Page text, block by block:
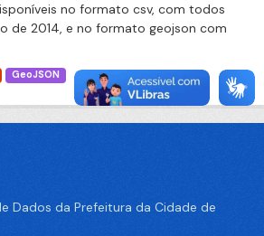
no formato csv, com todos
de 2014, e no formato geojson com
GeoJSON
Dados da Prefeitura da Cidade de